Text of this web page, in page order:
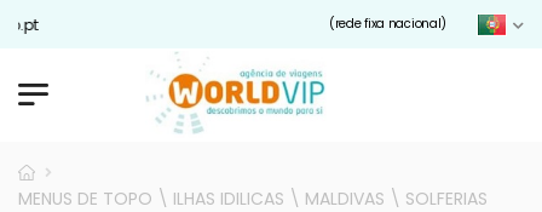
(rede fixa nacional)
MENUS DE TOPO \ ILHAS IDILICAS \ MALDIVAS \ SOLFERIAS